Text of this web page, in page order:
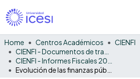
Home Centros Académicos
CIENFI